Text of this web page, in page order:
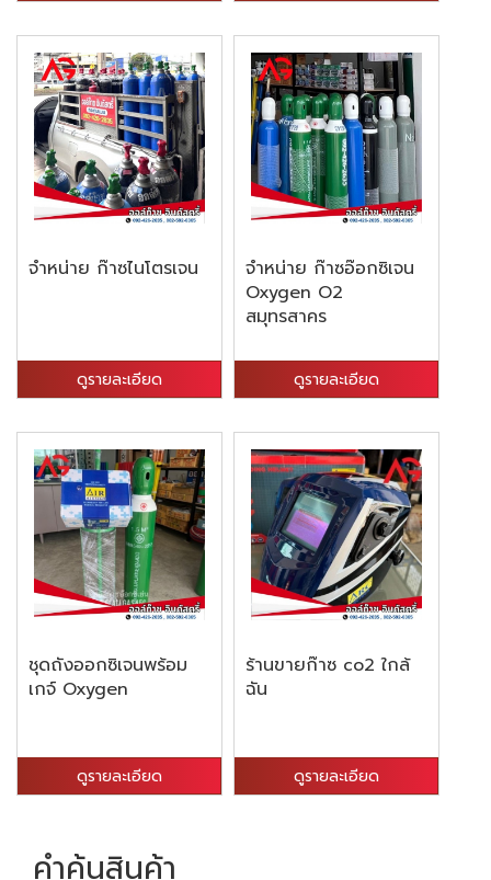
จำหน่าย ก๊าซไนโตรเจน
ดูรายละเอียด
จำหน่าย ก๊าซอ๊อกซิเจน
Oxygen O2
สมุทรสาคร
ดูรายละเอียด
ชุดถังออกซิเจนพร้อม
เกจ์ Oxygen
ดูรายละเอียด
ร้านขายก๊าซ co2 ใกล้
ฉัน
ดูรายละเอียด
คำค้นสินค้า